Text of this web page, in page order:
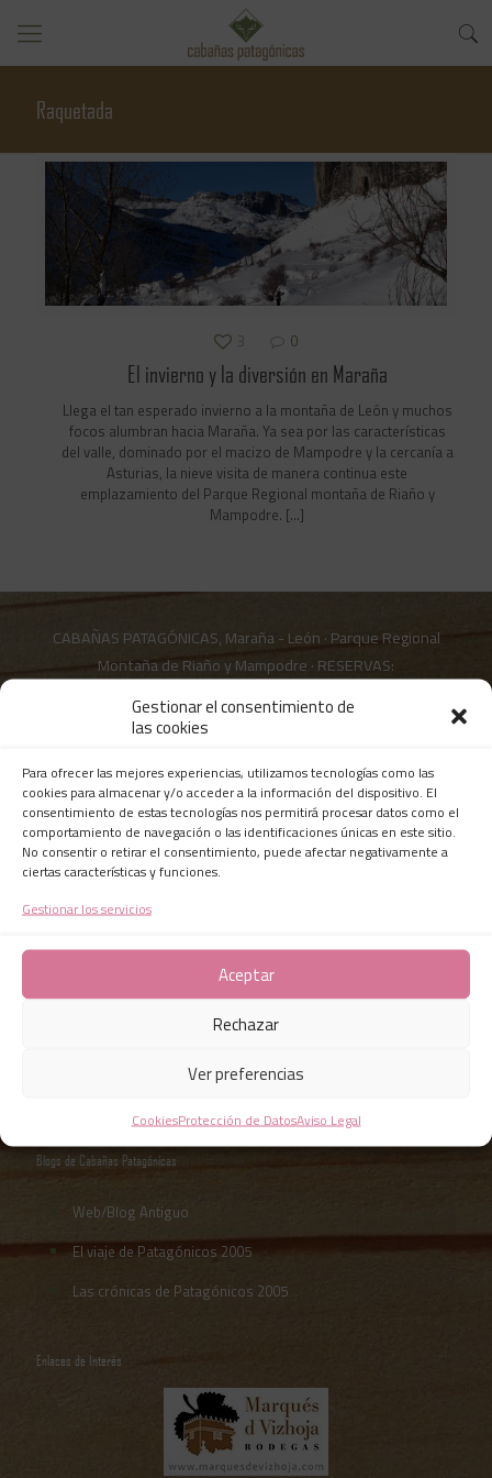
Gestionar el consentimiento de
las cookies
Para ofrecer las mejores experiencias, utilizamos tecnologías como las
cookies para almacenar y/o acceder a la información del dispositivo. El
consentimiento de estas tecnologías nos permitirá procesar datos como el
comportamiento de navegación o las identificaciones únicas en este sitio.
No consentir o retirar el consentimiento, puede afectar negativamente a
ciertas características y funciones.
Gestionar los servicios
Aceptar
Rechazar
Ver preferencias
CookiesProtección de DatosAviso Legal
Raquetada
3 0
El invierno y la diversión en Maraña
Llega el tan esperado invierno a la montaña de León y muchos
focos alumbran hacia Maraña. Ya sea por las características
del valle, dominado por el macizo de Mampodre y la cercanía a
Asturias, la nieve visita de manera continua este
emplazamiento del Parque Regional montaña de Riaño y
Mampodre. […]
CABAÑAS PATAGÓNICAS, Maraña - León · Parque Regional
Montaña de Riaño y Mampodre · RESERVAS:
Certificado de Excelencia desde 2015
Últimos comentarios en Tripadvisor
Blogs de Cabañas Patagónicas
Web/Blog Antiguo
El viaje de Patagónicos 2005
Las crónicas de Patagónicos 2005
Enlaces de Interés